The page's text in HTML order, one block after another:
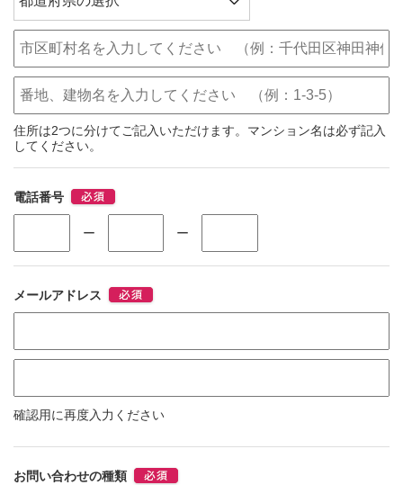
住所は2つに分けてご記入いただけます。マンション名は必ず記入
してください。
電話番号
ー ー
メールアドレス
確認用に再度入力ください
お問い合わせの種類